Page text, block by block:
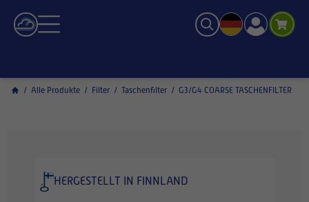
/ Alle Produkte / Filter / Taschenfilter / G3/G4 COARSE TASCHENFILTER
HERGESTELLT IN FINNLAND